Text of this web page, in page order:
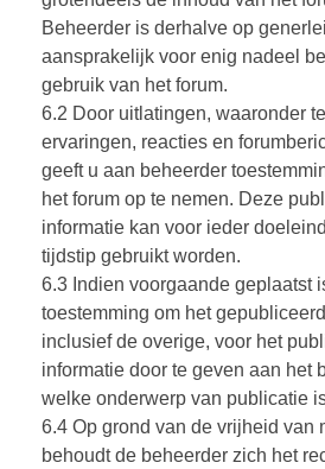
Beheerder is derhalve op
aansprakelijk voor enig nadeel
gebruik van het forum.
6.2 Door uitlatingen, waaronder
ervaringen, reacties en
geeft u aan beheerder
het forum op te nemen. Deze
informatie kan voor ieder
tijdstip gebruikt worden.
6.3 Indien voorgaande geplaatst
toestemming om het
inclusief de overige, voor het
informatie door te geven aan het
welke onderwerp van publicatie
6.4 Op grond van de vrijheid van
behoudt de beheerder zich het